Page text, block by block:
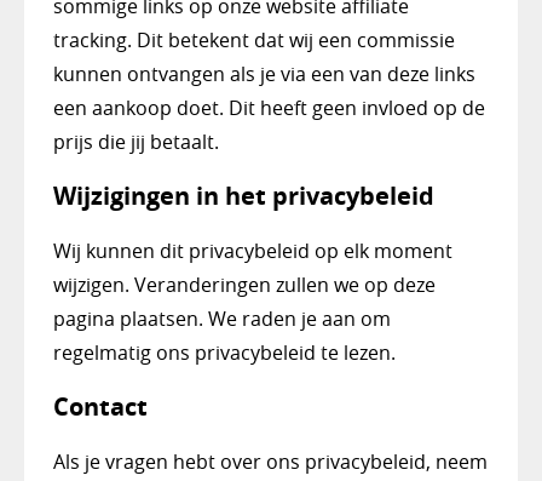
sommige links op onze website affiliate
tracking. Dit betekent dat wij een commissie
kunnen ontvangen als je via een van deze links
een aankoop doet. Dit heeft geen invloed op de
prijs die jij betaalt.
Wijzigingen in het privacybeleid
Wij kunnen dit privacybeleid op elk moment
wijzigen. Veranderingen zullen we op deze
pagina plaatsen. We raden je aan om
regelmatig ons privacybeleid te lezen.
Contact
Als je vragen hebt over ons privacybeleid, neem